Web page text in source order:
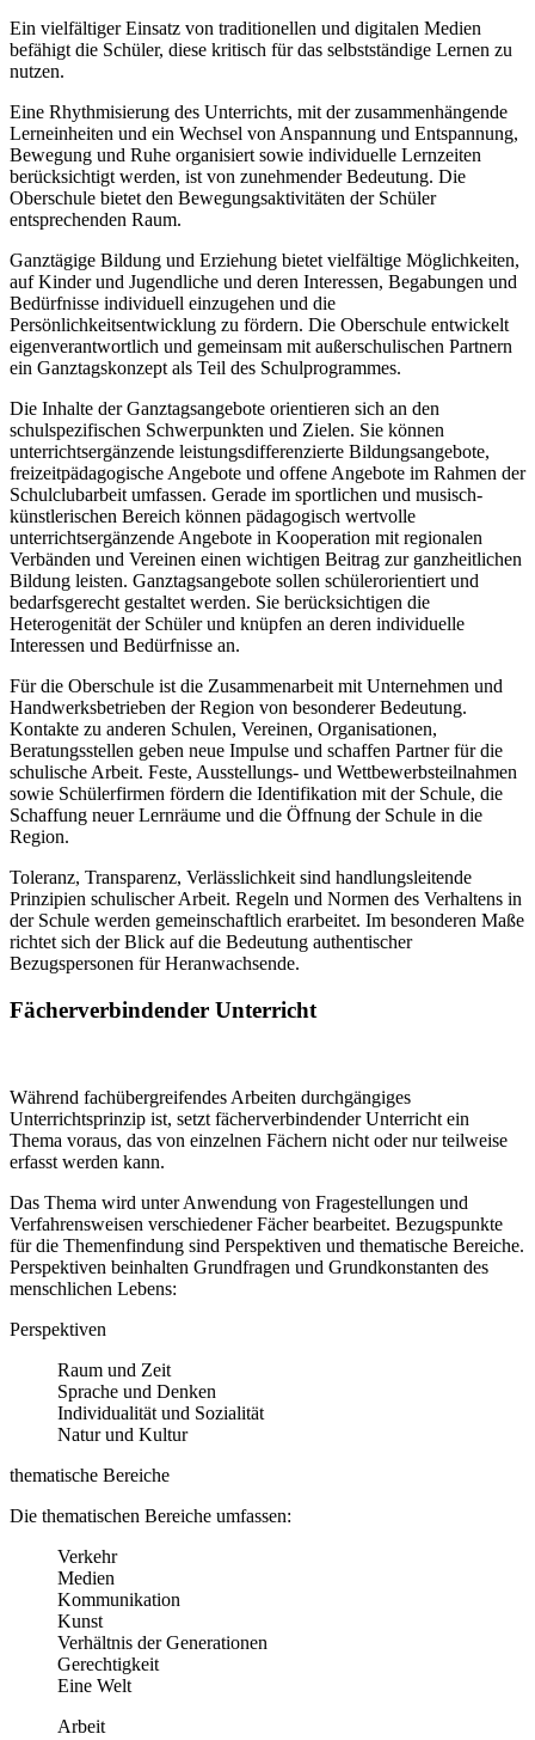
Ein vielfältiger Einsatz von traditionellen und digitalen Medien
befähigt die Schüler, diese kritisch für das selbstständige Lernen zu
nutzen.
Eine Rhythmisierung des Unterrichts, mit der zusammenhängende
Lerneinheiten und ein Wechsel von Anspannung und Entspannung,
Bewegung und Ruhe organisiert sowie individuelle Lernzeiten
berücksichtigt werden, ist von zunehmender Bedeutung. Die
Oberschule bietet den Bewegungsaktivitäten der Schüler
entsprechenden Raum.
Ganztägige Bildung und Erziehung bietet vielfältige Möglichkeiten,
auf Kinder und Jugendliche und deren Interessen, Begabungen und
Bedürfnisse individuell einzugehen und die
Persönlichkeitsentwicklung zu fördern. Die Oberschule entwickelt
eigenverantwortlich und gemeinsam mit außerschulischen Partnern
ein Ganztagskonzept als Teil des Schulprogrammes.
Die Inhalte der Ganztagsangebote orientieren sich an den
schulspezifischen Schwerpunkten und Zielen. Sie können
unterrichtsergänzende leistungsdifferenzierte Bildungsangebote,
freizeitpädagogische Angebote und offene Angebote im Rahmen der
Schulclubarbeit umfassen. Gerade im sportlichen und musisch-
künstlerischen Bereich können pädagogisch wertvolle
unterrichtsergänzende Angebote in Kooperation mit regionalen
Verbänden und Vereinen einen wichtigen Beitrag zur ganzheitlichen
Bildung leisten. Ganztagsangebote sollen schülerorientiert und
bedarfsgerecht gestaltet werden. Sie berücksichtigen die
Heterogenität der Schüler und knüpfen an deren individuelle
Interessen und Bedürfnisse an.
Für die Oberschule ist die Zusammenarbeit mit Unternehmen und
Handwerksbetrieben der Region von besonderer Bedeutung.
Kontakte zu anderen Schulen, Vereinen, Organisationen,
Beratungsstellen geben neue Impulse und schaffen Partner für die
schulische Arbeit. Feste, Ausstellungs- und Wettbewerbsteilnahmen
sowie Schülerfirmen fördern die Identifikation mit der Schule, die
Schaffung neuer Lernräume und die Öffnung der Schule in die
Region.
Toleranz, Transparenz, Verlässlichkeit sind handlungsleitende
Prinzipien schulischer Arbeit. Regeln und Normen des Verhaltens in
der Schule werden gemeinschaftlich erarbeitet. Im besonderen Maße
richtet sich der Blick auf die Bedeutung authentischer
Bezugspersonen für Heranwachsende.
Fächerverbindender Unterricht
Während fachübergreifendes Arbeiten durchgängiges
Unterrichtsprinzip ist, setzt fächerverbindender Unterricht ein
Thema voraus, das von einzelnen Fächern nicht oder nur teilweise
erfasst werden kann.
Das Thema wird unter Anwendung von Fragestellungen und
Verfahrensweisen verschiedener Fächer bearbeitet. Bezugspunkte
für die Themenfindung sind Perspektiven und thematische Bereiche.
Perspektiven beinhalten Grundfragen und Grundkonstanten des
menschlichen Lebens:
Perspektiven
Raum und Zeit
Sprache und Denken
Individualität und Sozialität
Natur und Kultur
thematische Bereiche
Die thematischen Bereiche umfassen:
Verkehr
Medien
Kommunikation
Kunst
Verhältnis der Generationen
Gerechtigkeit
Eine Welt
Arbeit